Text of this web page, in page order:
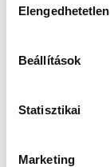
kiválasztása
Elengedhetetlen
Beállítások
Statisztikai
Marketing
Edelwolle 923